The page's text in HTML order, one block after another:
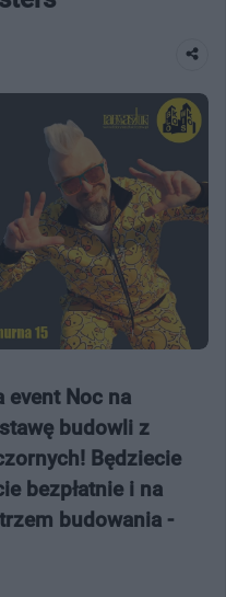
event Noc na
budowli z
Będziecie
bezpłatnie i na
budowania -